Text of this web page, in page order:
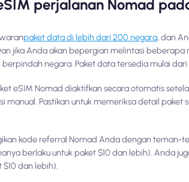
perjalanan Nomad
paket data di lebih dari 200 negara, dan
jika Anda akan bepergian melintasi beberapa
negara. Paket data tersedia mulai dari
eSIM Nomad diaktifkan secara otomatis
manual. Pastikan untuk memeriksa detail
kode referral Nomad Anda dengan
berlaku untuk paket $10 dan lebih). Anda
$10 dan lebih).